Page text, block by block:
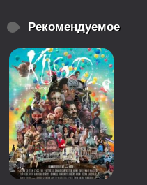
Рекомендуемое